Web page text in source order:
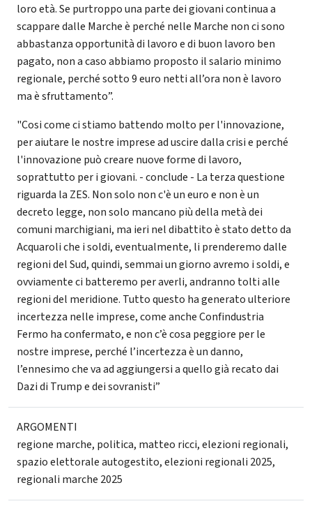
loro età. Se purtroppo una parte dei giovani continua a
scappare dalle Marche è perché nelle Marche non ci sono
abbastanza opportunità di lavoro e di buon lavoro ben
pagato, non a caso abbiamo proposto il salario minimo
regionale, perché sotto 9 euro netti all’ora non è lavoro
ma è sfruttamento”.
"Cosi come ci stiamo battendo molto per l'innovazione,
per aiutare le nostre imprese ad uscire dalla crisi e perché
l'innovazione può creare nuove forme di lavoro,
soprattutto per i giovani. - conclude - La terza questione
riguarda la ZES. Non solo non c'è un euro e non è un
decreto legge, non solo mancano più della metà dei
comuni marchigiani, ma ieri nel dibattito è stato detto da
Acquaroli che i soldi, eventualmente, li prenderemo dalle
regioni del Sud, quindi, semmai un giorno avremo i soldi, e
ovviamente ci batteremo per averli, andranno tolti alle
regioni del meridione. Tutto questo ha generato ulteriore
incertezza nelle imprese, come anche Confindustria
Fermo ha confermato, e non c’è cosa peggiore per le
nostre imprese, perché l’incertezza è un danno,
l’ennesimo che va ad aggiungersi a quello già recato dai
Dazi di Trump e dei sovranisti”
ARGOMENTI
regione marche, politica, matteo ricci,elezioni regionali,
spazio elettorale autogestito,elezioni regionali 2025,
regionali marche 2025